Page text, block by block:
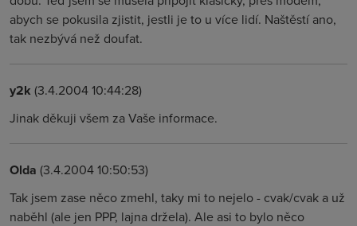
abych se pokusila zjistit, jestli je to u více lidí. Naštěstí ano,
tak nezbývá než doufat.
y2k (3.4.2004 10:44:28)
Jinak děkuji všem za Vaše informace.
Olda (3.4.2004 10:50:53)
Tak jsem zase něco zmehl, taky mi to nejelo - cvak/cvak a už
naběhl (ale jen PPP, lajna držela). Ale asi to bylo něco